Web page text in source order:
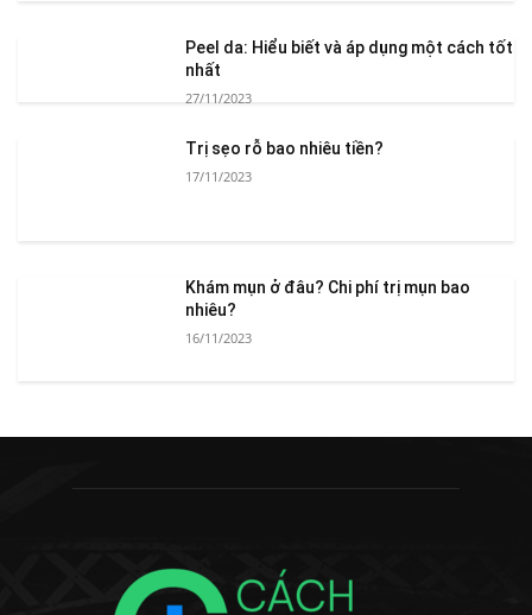
Peel da: Hiểu biết và áp dụng một cách tốt
nhất
27/11/2023
Trị sẹo rỗ bao nhiêu tiền?
17/11/2023
Khám mụn ở đâu? Chi phí trị mụn bao
nhiêu?
16/11/2023